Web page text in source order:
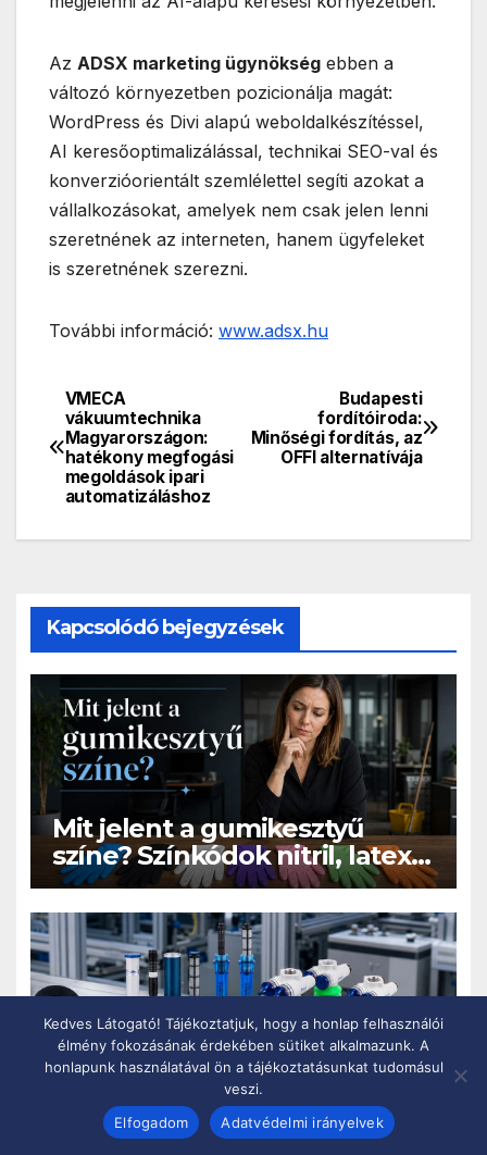
Az ADSX marketing ügynökség ebben a
változó környezetben pozicionálja magát:
WordPress és Divi alapú weboldalkészítéssel,
AI keresőoptimalizálással, technikai SEO-val és
konverzióorientált szemlélettel segíti azokat a
vállalkozásokat, amelyek nem csak jelen lenni
szeretnének az interneten, hanem ügyfeleket
is szeretnének szerezni.
További információ: www.adsx.hu
Bejegyzés
navigáció
Budapesti
fordítóiroda:
Minőségi fordítás, az
OFFI alternatívája
VMECA
vákuumtechnika
Magyarországon:
hatékony megfogási
megoldások ipari
automatizáláshoz
Kapcsolódó bejegyzések
Mit jelent a gumikesztyű
színe? Színkódok nitril, latex
és vinyl kesztyűknél
VMECA vákuumtechnika
Magyarországon: hatékony
megfogási megoldások ipari
automatizáláshoz
Kedves Látogató! Tájékoztatjuk, hogy a honlap felhasználói
élmény fokozásának érdekében sütiket alkalmazunk. A
honlapunk használatával ön a tájékoztatásunkat tudomásul
veszi.
Elfogadom
Adatvédelmi irányelvek